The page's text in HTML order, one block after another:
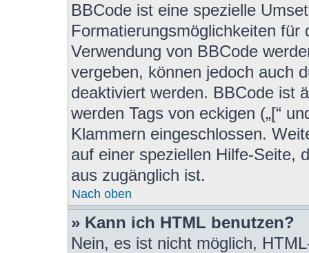
BBCode ist eine spezielle
Formatierungsmöglichkeiten
Verwendung von BBCode
vergeben, können jedoch auch
deaktiviert werden. BBCode ist
werden Tags von eckigen („[“
Klammern eingeschlossen.
auf einer speziellen Hilfe-Seite,
aus zugänglich ist.
Nach oben
» Kann ich HTML benutzen?
Nein, es ist nicht möglich,